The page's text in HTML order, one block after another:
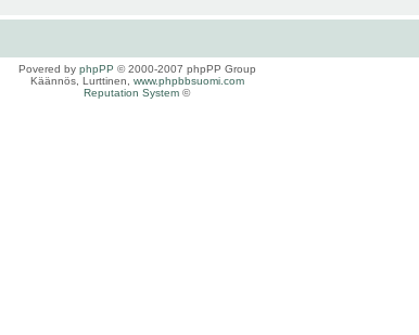
Povered by phpPP © 2000-2007 phpPP Group
Käännös, Lurttinen, www.phpbbsuomi.com
Reputation System ©